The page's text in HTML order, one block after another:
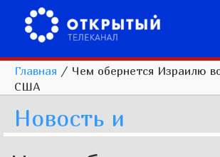
Главная / Чем обернется Израилю
США
Новость и